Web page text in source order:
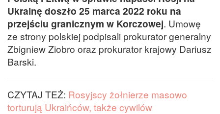
Ukrainę doszło 25 marca 2022 roku na
przejściu granicznym w Korczowej. Umowę
ze strony polskiej podpisali prokurator generalny
Zbigniew Ziobro oraz prokurator krajowy Dariusz
Barski.
CZYTAJ TEŻ: Rosyjscy żołnierze masowo
torturują Ukraińców, także cywilów